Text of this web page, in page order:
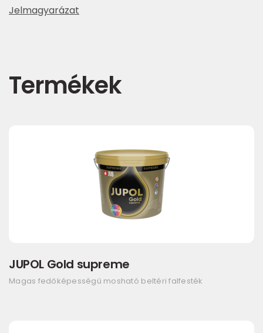
Jelmagyarázat
Termékek
JUPOL Gold supreme
Magas fedőképességű mosható beltéri falfesték